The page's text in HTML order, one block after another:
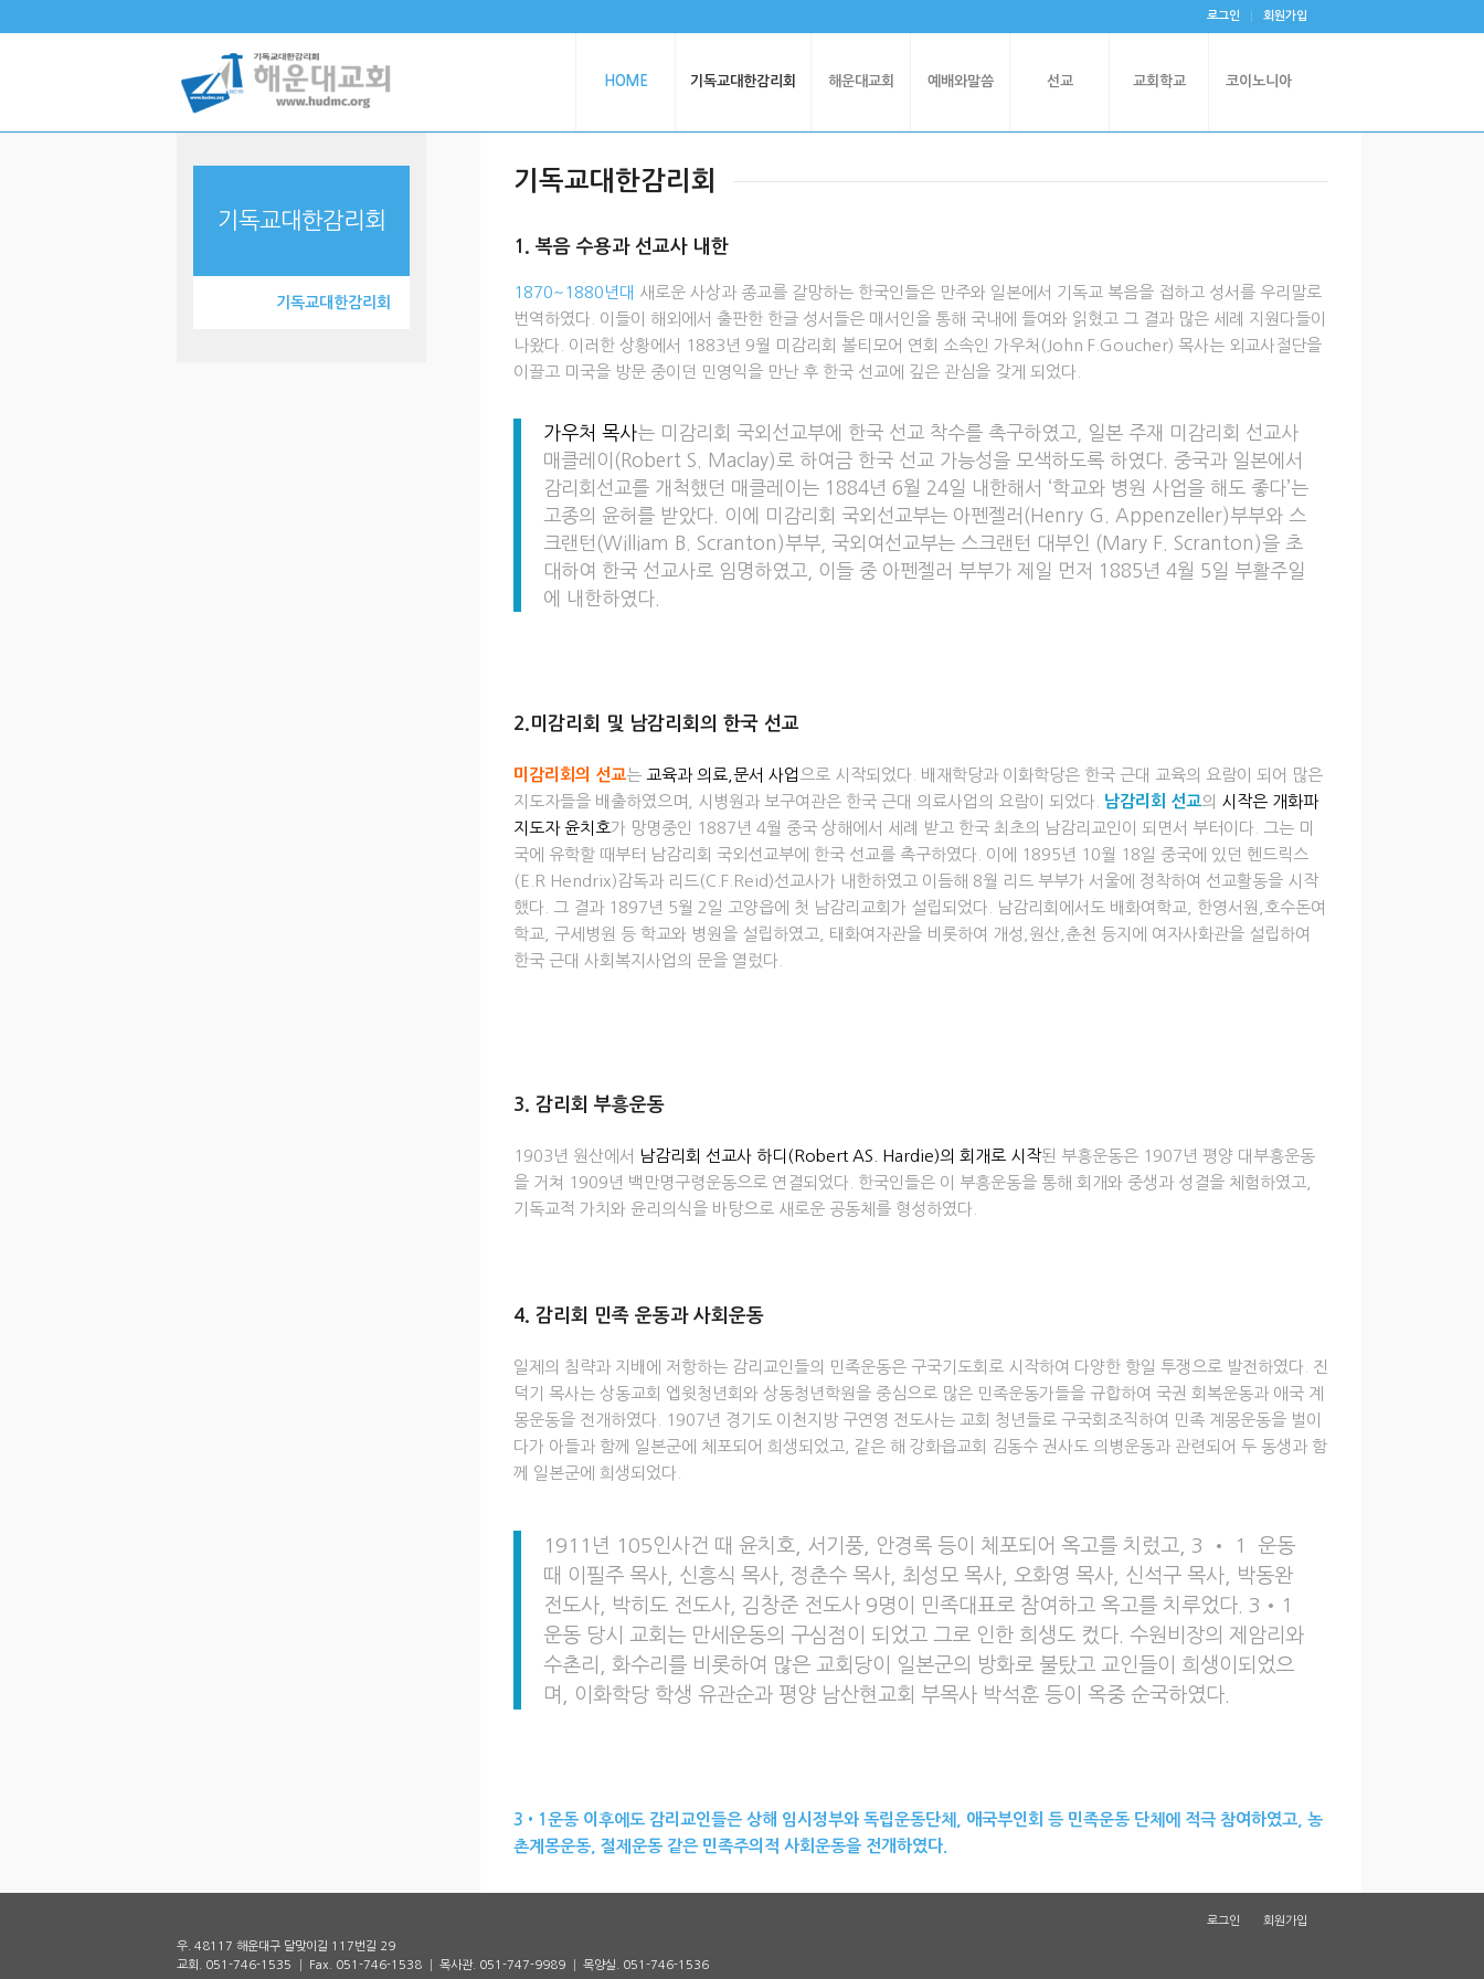
로그인 회원가입
HOME 기독교대한감리회 해운대교회 예배와말씀 선교 교회학교 코이노니아
기독교대한감리회
1. 복음 수용과 선교사 내한
1870~1880년대 새로운 사상과 종교를 갈망하는 한국인들은 만주와 일본에서 기독교 복음을 접하고 성서를 우리말로
번역하였다. 이들이 해외에서 출판한 한글 성서들은 매서인을 통해 국내에 들여와 읽혔고 그 결과 많은 세례 지원다들이
나왔다. 이러한 상황에서 1883년 9월 미감리회 볼티모어 연회 소속인 가우처(John F.Goucher) 목사는 외교사절단을
이끌고 미국을 방문 중이던 민영익을 만난 후 한국 선교에 깊은 관심을 갖게 되었다.
가우처 목사는 미감리회 국외선교부에 한국 선교 착수를 촉구하였고, 일본 주재 미감리회 선교사
매클레이(Robert S. Maclay)로 하여금 한국 선교 가능성을 모색하도록 하였다. 중국과 일본에서
감리회선교를 개척했던 매클레이는 1884년 6월 24일 내한해서 ‘학교와 병원 사업을 해도 좋다’는
고종의 윤허를 받았다. 이에 미감리회 국외선교부는 아펜젤러(Henry G. Appenzeller)부부와 스
크랜턴(William B. Scranton)부부, 국외여선교부는 스크랜턴 대부인 (Mary F. Scranton)을 초
대하여 한국 선교사로 임명하였고, 이들 중 아펜젤러 부부가 제일 먼저 1885년 4월 5일 부활주일
에 내한하였다.
2.미감리회 및 남감리회의 한국 선교
미감리회의 선교는 교육과 의료,문서 사업 으로 시작되었다. 배재학당과 이화학당은 한국 근대 교육의 요람이 되어 많은
지도자들을 배출하였으며, 시병원과 보구여관은 한국 근대 의료사업의 요람이 되었다. 남감리회 선교의 시작은 개화파
지도자 윤치호가 망명중인 1887년 4월 중국 상해에서 세례 받고 한국 최초의 남감리교인이 되면서 부터이다. 그는 미
국에 유학할 때부터 남감리회 국외선교부에 한국 선교를 촉구하였다. 이에 1895년 10월 18일 중국에 있던 헨드릭스
(E.R Hendrix)감독과 리드(C.F.Reid)선교사가 내한하였고 이듬해 8월 리드 부부가 서울에 정착하여 선교활동을 시작
했다. 그 결과 1897년 5월 2일 고양읍에 첫 남감리교회가 설립되었다. 남감리회에서도 배화여학교, 한영서원,호수돈여
학교, 구세병원 등 학교와 병원을 설립하였고, 태화여자관을 비롯하여 개성,원산,춘천 등지에 여자사화관을 설립하여
한국 근대 사회복지사업의 문을 열렀다.
3. 감리회 부흥운동
1903년 원산에서 남감리회 선교사 하디(Robert AS. Hardie)의 회개로 시작된 부흥운동은 1907년 평양 대부흥운동
을 거쳐 1909년 백만명구령운동으로 연결되었다. 한국인들은 이 부흥운동을 통해 회개와 중생과 성결을 체험하였고,
기독교적 가치와 윤리의식을 바탕으로 새로운 공동체를 형성하였다.
4. 감리회 민족 운동과 사회운동
일제의 침략과 지배에 저항하는 감리교인들의 민족운동은 구국기도회로 시작하여 다양한 항일 투쟁으로 발전하였다. 진
덕기 목사는 상동교회 엡윗청년회와 상동청년학원을 중심으로 많은 민족운동가들을 규합하여 국권 회복운동과 애국 계
몽운동을 전개하였다. 1907년 경기도 이천지방 구연영 전도사는 교회 청년들로 구국회조직하여 민족 계몽운동을 벌이
다가 아들과 함께 일본군에 체포되어 희생되었고, 같은 해 강화읍교회 김동수 권사도 의병운동과 관련되어 두 동생과 함
께 일본군에 희생되었다.
1911년 105인사건 때 윤치호, 서기풍, 안경록 등이 체포되어 옥고를 치렀고, 3 • 1 운동
때 이필주 목사, 신흥식 목사, 정춘수 목사, 최성모 목사, 오화영 목사, 신석구 목사, 박동완
전도사, 박히도 전도사, 김창준 전도사 9명이 민족대표로 참여하고 옥고를 치루었다. 3•1
운동 당시 교회는 만세운동의 구심점이 되었고 그로 인한 희생도 컸다. 수원비장의 제암리와
수촌리, 화수리를 비롯하여 많은 교회당이 일본군의 방화로 불탔고 교인들이 희생이되었으
며, 이화학당 학생 유관순과 평양 남산현교회 부목사 박석훈 등이 옥중 순국하였다.
3•1운동 이후에도 감리교인들은 상해 임시정부와 독립운동단체, 애국부인회 등 민족운동 단체에 적극 참여하였고, 농
촌계몽운동, 절제운동 같은 민족주의적 사회운동을 전개하였다.
기독교대한감리회
기독교대한감리회
우. 48117 해운대구 달맞이길 117번길 29
교회. 051-746-1535 │ Fax. 051-746-1538 │ 목사관. 051-747-9989 │ 목양실. 051-746-1536
로그인 회원가입